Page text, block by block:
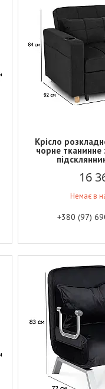
Крісло
чорне
16
Немає в
+380 (97)